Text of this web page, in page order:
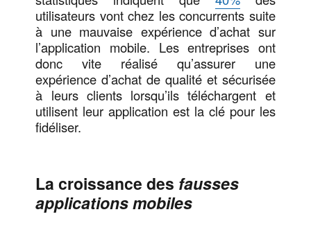
utilisateurs vont chez les concurrents suite
à une mauvaise expérience d’achat sur
l’application mobile. Les entreprises ont
donc vite réalisé qu’assurer une
expérience d’achat de qualité et sécurisée
à leurs clients lorsqu’ils téléchargent et
utilisent leur application est la clé pour les
fidéliser.
La croissance des fausses
applications mobiles